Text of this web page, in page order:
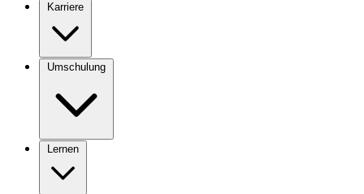
Karriere
Umschulung
Lernen